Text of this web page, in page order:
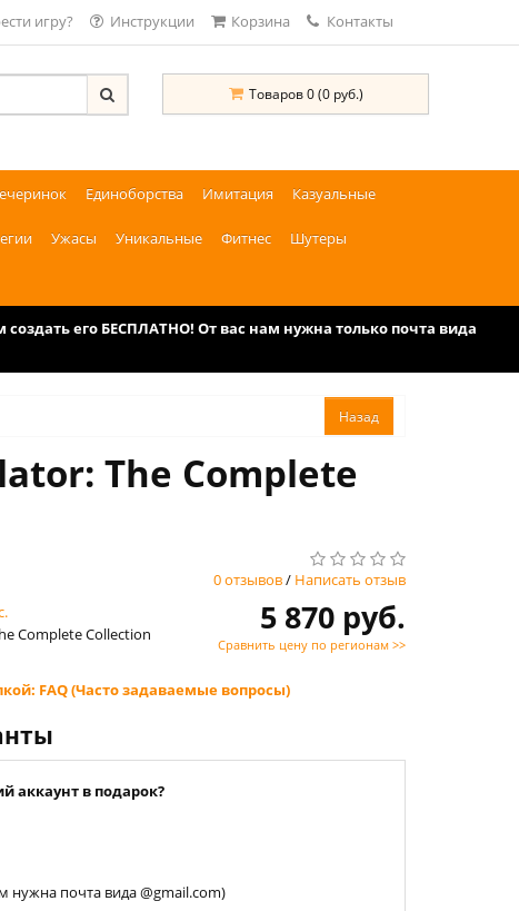
игру? Инструкции Корзина Контакты
Товаров 0 (0 руб.)
Единоборства Имитация Казуальные
Ужасы Уникальные Фитнес Шутеры
его БЕСПЛАТНО! От вас нам нужна только почта вида
The Complete
0 отзывов/ Написать отзыв
Complete Collection
5 870 руб.
Сравнить цену по регионам >>
FAQ (Часто задаваемые вопросы)
аккаунт в подарок?
нужна почта вида @gmail.com)